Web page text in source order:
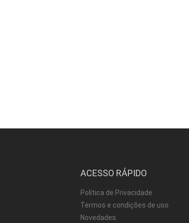
ACESSO RÁPIDO
Política de Privacidade
Termos e condições de uso
Novedades